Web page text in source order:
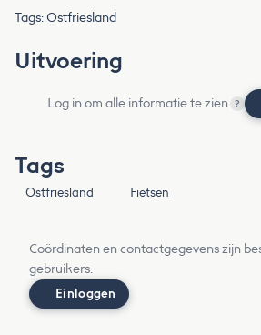
Tags: Ostfriesland
Uitvoering
Log in om alle informatie te zien ?
Tags
Ostfriesland Fietsen
Coördinaten en contactgegevens zijn
gebruikers.
Einloggen